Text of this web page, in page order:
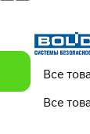
Все
Все